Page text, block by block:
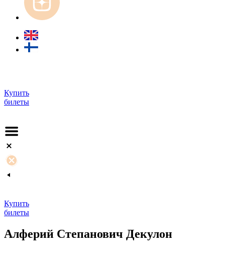
Купить
билеты
Купить
билеты
Алферий Степанович Декулон